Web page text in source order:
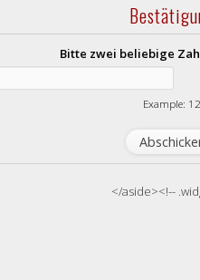
Bitte zwei beliebige
Example: 12
</aside><!--